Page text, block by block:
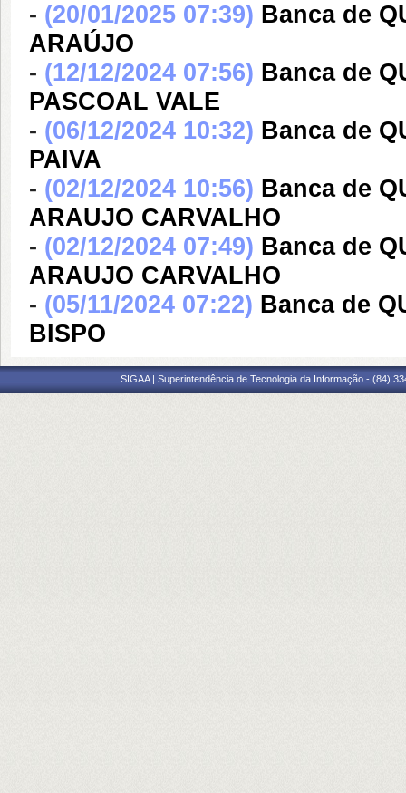
- (20/01/2025 07:39) Banca de
ARAÚJO
- (12/12/2024 07:56) Banca de
PASCOAL VALE
- (06/12/2024 10:32) Banca de
PAIVA
- (02/12/2024 10:56) Banca de
ARAUJO CARVALHO
- (02/12/2024 07:49) Banca de
ARAUJO CARVALHO
- (05/11/2024 07:22) Banca de
BISPO
SIGAA | Superintendência de Tecnologia da Informação - (84)